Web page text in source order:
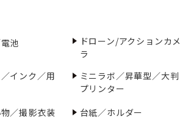
池
ドローン/アクションカメ
ラ
インク／用
ミニラボ／昇華型／大判
プリンター
／撮影衣装 台紙／ホルダー